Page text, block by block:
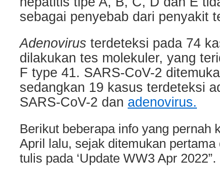
sebagai penyebab dari penyakit
Adenovirus terdeteksi pada 74
dilakukan tes molekuler, yang
F type 41. SARS-CoV-2
sedangkan 19 kasus terdeteksi
SARS-CoV-2 dan adenovirus.
Berikut beberapa info yang pernah
April lalu, sejak ditemukan
tulis pada ‘Update WW3 Apr 2022”.